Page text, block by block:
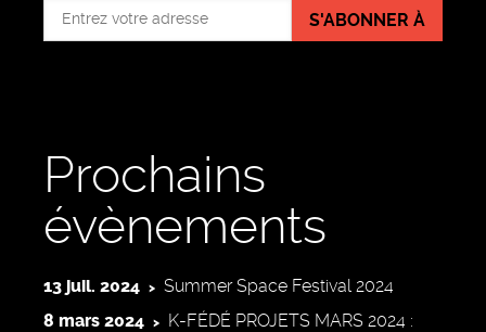
Prochains
évènements
13 juil. 2024
Summer Space Festival 2024
8 mars 2024
K-FÉDÉ PROJETS MARS 2024 :
S'ABONNER À